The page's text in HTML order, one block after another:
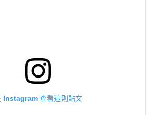
Instagram 查看這則貼文